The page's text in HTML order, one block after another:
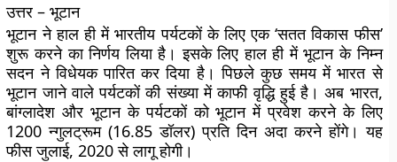
उत्तर – भूटान
भूटान ने हाल ही में भारतीय पर्यटकों के लिए एक ‘सतत विकास फीस’
शुरू करने का निर्णय लिया है। इसके लिए हाल ही में भूटान के निम्न
सदन ने विधेयक पारित कर दिया है। पिछले कुछ समय में भारत से
भूटान जाने वाले पर्यटकों की संख्या में काफी वृद्धि हुई है। अब भारत,
बांग्लादेश और भूटान के पर्यटकों को भूटान में प्रवेश करने के लिए
1200 न्गुलट्रूम (16.85 डॉलर) प्रति दिन अदा करने होंगे। यह
फीस जुलाई, 2020 से लागू होगी।